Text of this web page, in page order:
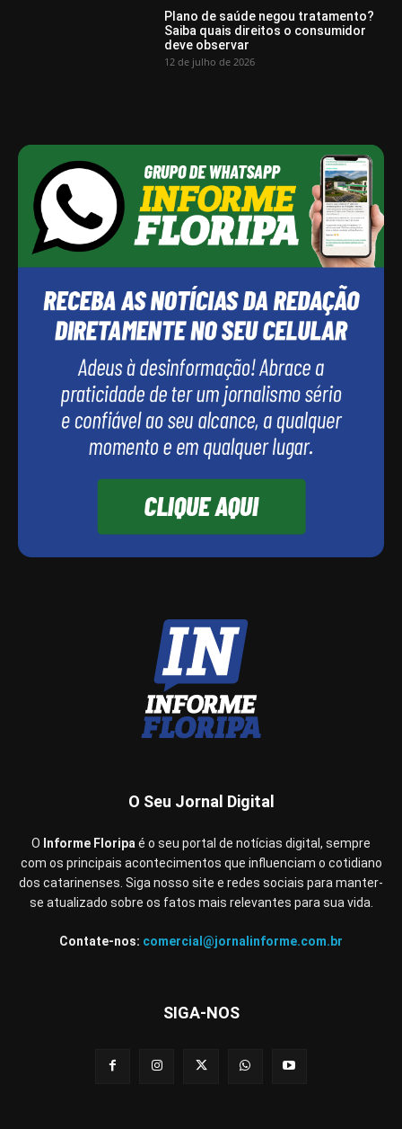
Plano de saúde negou tratamento?
Saiba quais direitos o consumidor
deve observar
12 de julho de 2026
O Seu Jornal Digital
O Informe Floripaé o seu portal de notícias digital, sempre
com os principais acontecimentos que influenciam o cotidiano
dos catarinenses. Siga nosso site e redes sociais para manter-
se atualizado sobre os fatos mais relevantes para sua vida.
Contate-nos: comercial@jornalinforme.com.br
SIGA-NOS